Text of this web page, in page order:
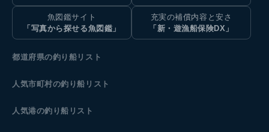
魚図鑑サイト
「写真から探せる魚図鑑」
充実の補償内容と安さ
「新・遊漁船保険DX」
都道府県の釣り船リスト
人気市町村の釣り船リスト
人気港の釣り船リスト